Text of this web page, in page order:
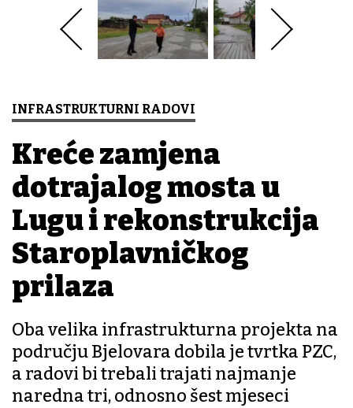
INFRASTRUKTURNI RADOVI
Kreće zamjena
dotrajalog mosta u
Lugu i rekonstrukcija
Staroplavničkog
prilaza
Oba velika infrastrukturna projekta na
području Bjelovara dobila je tvrtka PZC,
a radovi bi trebali trajati najmanje
naredna tri, odnosno šest mjeseci